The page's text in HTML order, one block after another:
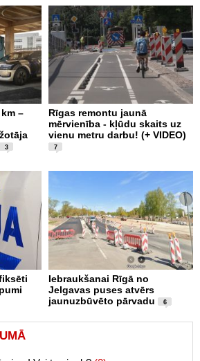
–
3
Rīgas remontu jaunā
mērvienība - kļūdu skaits uz
vienu metru darbu! (+ VIDEO)
7
Iebraukšanai Rīgā no
Jelgavas puses atvērs
jaunuzbūvēto pārvadu
6